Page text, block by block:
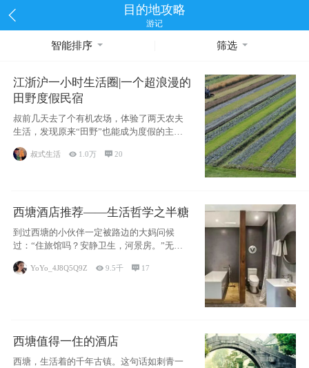
目的地攻略
游记
智能排序 筛选
江浙沪一小时生活圈|一个超浪漫的
田野度假民宿
叔前几天去了个有机农场，体验了两天农夫
生活，发现原来“田野”也能成为度假的主旋
律。江
叔式生活  1.0万 20
西塘酒店推荐——生活哲学之半糖
到过西塘的小伙伴一定被路边的大妈问候
过：“住旅馆吗？安静卫生，河景房。”无意
YoYo_4J8Q5Q9Z 9.5千  17
西塘值得一住的酒店
西塘，生活着的千年古镇。这句话如刺青一